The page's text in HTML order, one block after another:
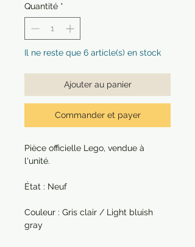
Quantité *
Il ne reste que 6 article(s) en stock
Ajouter au panier
Commander et payer
Pièce officielle Lego, vendue à
l'unité.
État : Neuf
Couleur : Gris clair / Light bluish
gray